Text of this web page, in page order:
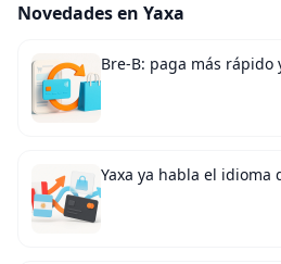
Novedades en Yaxa
Bre-B: paga más
Yaxa ya habla el idioma